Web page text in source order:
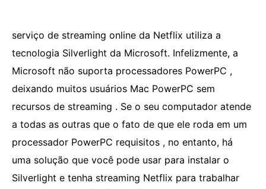
serviço de streaming online da Netflix utiliza a
tecnologia Silverlight da Microsoft. Infelizmente, a
Microsoft não suporta processadores PowerPC ,
deixando muitos usuários Mac PowerPC sem
recursos de streaming . Se o seu computador atende
a todas as outras que o fato de que ele roda em um
processador PowerPC requisitos , no entanto, há
uma solução que você pode usar para instalar o
Silverlight e tenha streaming Netflix para trabalhar